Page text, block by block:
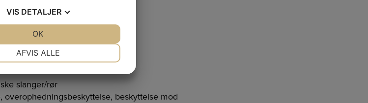
mA
slanger/rør
beskyttelse mod
VIS DETALJER
AFVIS ALLE
OK